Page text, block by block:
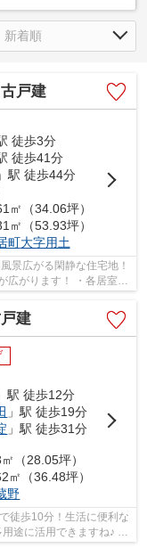
戸建
徒歩3分
徒歩41分
」駅 徒歩44分
㎡（34.06坪）
㎡（53.93坪）
町大字用土
景広がる閑静な住宅地！
広がります！ ・各居室ゆ
建
」駅 徒歩12分
」駅 徒歩19分
」駅 徒歩31分
（28.05坪）
㎡（36.48坪）
野
徒歩10分！生活に便利な
途に活用できますね♪ ・